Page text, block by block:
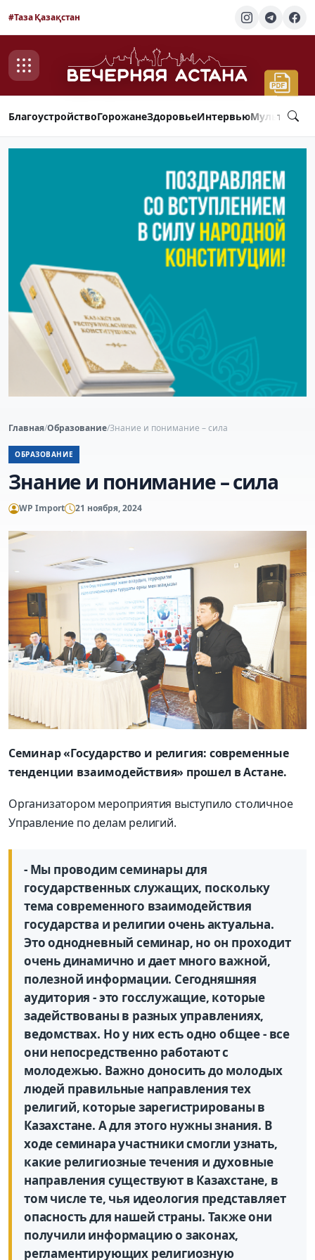
#Таза Қазақстан
БлагоустройствоГорожанеЗдоровьеИнтервью
Главная/Образование/Знание и понимание – сила
ОБРАЗОВАНИЕ
Знание и понимание – сила
WP Import 21 ноября, 2024
Семинар «Государство и религия: современные
тенденции взаимодействия» прошел в Астане.
Организатором мероприятия выступило столичное
Управление по делам религий.
- Мы проводим семинары для
государственных служащих, поскольку
тема современного взаимодействия
государства и религии очень актуальна.
Это однодневный семинар, но он проходит
очень динамично и дает много важной,
полезной информации. Сегодняшняя
аудитория - это госслужащие, которые
задействованы в разных управлениях,
ведомствах. Но у них есть одно общее - все
они непосредственно работают с
молодежью. Важно доносить до молодых
людей правильные направления тех
религий, которые зарегистрированы в
Казахстане. А для этого нужны знания. В
ходе семинара участники смогли узнать,
какие религиозные течения и духовные
направления существуют в Казахстане, в
том числе те, чья идеология представляет
опасность для нашей страны. Также они
получили информацию о законах,
регламентирующих религиозную